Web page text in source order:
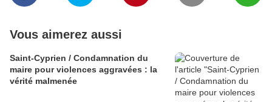
Vous aimerez aussi
Saint-Cyprien / Condamnation du
maire pour violences aggravées : la
vérité malmenée